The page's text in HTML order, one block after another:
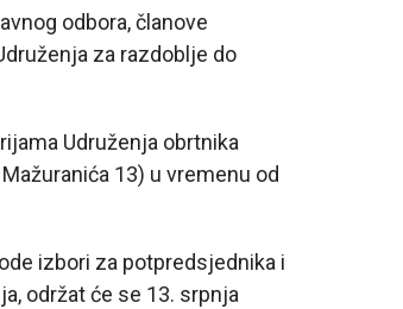
odbora, članove
za razdoblje do
Udruženja obrtnika
13) u vremenu od
izbori za potpredsjednika i
održat će se 13. srpnja